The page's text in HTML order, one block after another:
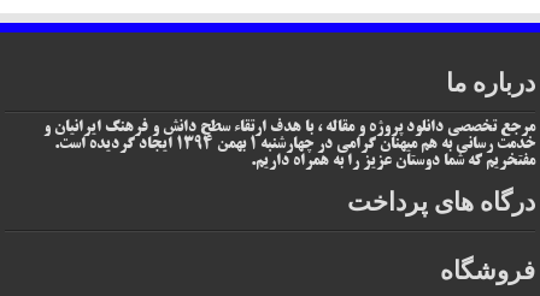
درباره ما
مرجع تخصصی دانلود پروژه و مقاله ، با هدف ارتقاء سطح دانش و فرهنگ ایرانیان و
خدمت رسانی به هم میهنان گرامی در چهارشنبه 1 بهمن 1394 ایجاد گردیده است.
مفتخریم که شما دوستان عزیز را به همراه داریم.
درگاه های پرداخت
فروشگاه